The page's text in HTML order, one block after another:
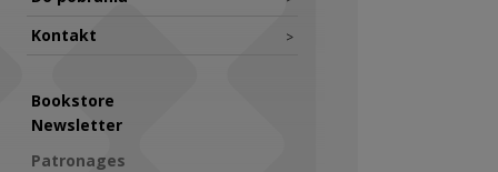
Kontakt >
Bookstore
Newsletter
Patronages